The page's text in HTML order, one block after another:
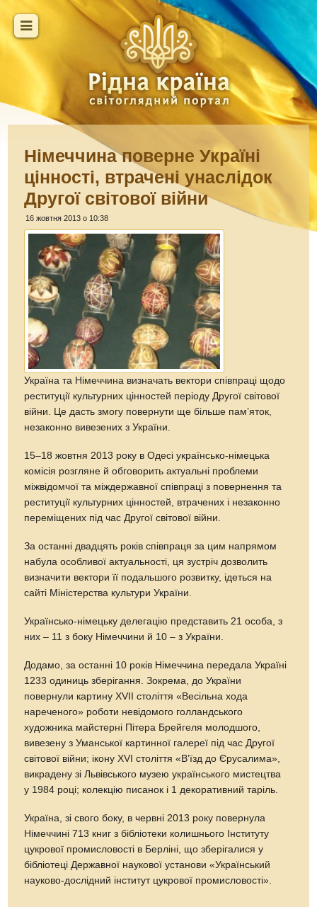
Німеччина поверне Україні
цінності, втрачені унаслідок
Другої світової війни
16 жовтня 2013 о 10:38
Україна та Німеччина визначать вектори співпраці щодо
реституції культурних цінностей періоду Другої світової
війни. Це дасть змогу повернути ще більше пам’яток,
незаконно вивезених з України.
15–18 жовтня 2013 року в Одесі українсько-німецька
комісія розгляне й обговорить актуальні проблеми
міжвідомчої та міждержавної співпраці з повернення та
реституції культурних цінностей, втрачених і незаконно
переміщених під час Другої світової війни.
За останні двадцять років співпраця за цим напрямом
набула особливої актуальності, ця зустріч дозволить
визначити вектори її подальшого розвитку, ідеться на
сайті Міністерства культури України.
Українсько-німецьку делегацію представить 21 особа, з
них – 11 з боку Німеччини й 10 – з України.
Додамо, за останні 10 років Німеччина передала Україні
1233 одиниць зберігання. Зокрема, до України
повернули картину XVII століття «Весільна хода
нареченого» роботи невідомого голландського
художника майстерні Пітера Брейгеля молодшого,
вивезену з Уманської картинної галереї під час Другої
світової війни; ікону XVI століття «В’їзд до Єрусалима»,
викрадену зі Львівського музею українського мистецтва
у 1984 році; колекцію писанок і 1 декоративний таріль.
Україна, зі свого боку, в червні 2013 року повернула
Німеччині 713 книг з бібліотеки колишнього Інституту
цукрової промисловості в Берліні, що зберігалися у
бібліотеці Державної наукової установи «Український
науково-дослідний інститут цукрової промисловості».